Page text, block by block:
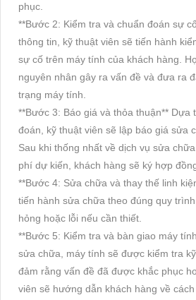
phục.
**Bước 2: Kiểm tra và chuẩn đoán sự
thông tin, kỹ thuật viên sẽ tiến hành
sự cố trên máy tính của khách hàng.
nguyên nhân gây ra vấn đề và đưa ra
trạng máy tính.
**Bước 3: Báo giá và thỏa thuận** Dựa
đoán, kỹ thuật viên sẽ lập báo giá sửa
Sau khi thống nhất về dịch vụ sửa
phí dự kiến, khách hàng sẽ ký hợp
**Bước 4: Sửa chữa và thay thế linh
tiến hành sửa chữa theo đúng quy
hỏng hoặc lỗi nếu cần thiết.
**Bước 5: Kiểm tra và bàn giao máy
sửa chữa, máy tính sẽ được kiểm tra
đảm rằng vấn đề đã được khắc phục
viên sẽ hướng dẫn khách hàng về